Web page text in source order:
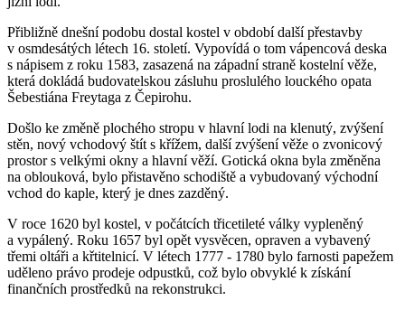
Přibližně dnešní podobu dostal kostel v období další přestavby
v osmdesátých létech 16. století. Vypovídá o tom vápencová deska
s nápisem z roku 1583, zasazená na západní straně kostelní věže,
která dokládá budovatelskou zásluhu proslulého louckého opata
Šebestiána Freytaga z Čepirohu.
Došlo ke změně plochého stropu v hlavní lodi na klenutý, zvýšení
stěn, nový vchodový štít s křížem, další zvýšení věže o zvonicový
prostor s velkými okny a hlavní věží. Gotická okna byla změněna
na oblouková, bylo přistavěno schodiště a vybudovaný východní
vchod do kaple, který je dnes zazděný.
V roce 1620 byl kostel, v počátcích třicetileté války vypleněný
a vypálený. Roku 1657 byl opět vysvěcen, opraven a vybavený
třemi oltáři a křtitelnicí. V létech 1777 - 1780 bylo farnosti papežem
uděleno právo prodeje odpustků, což bylo obvyklé k získání
finančních prostředků na rekonstrukci.